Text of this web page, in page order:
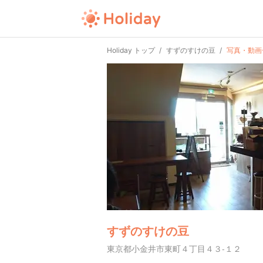
Holiday トップ すずのすけの豆 写真・動
すずのすけの豆
東京都小金井市東町４丁目４３-１２